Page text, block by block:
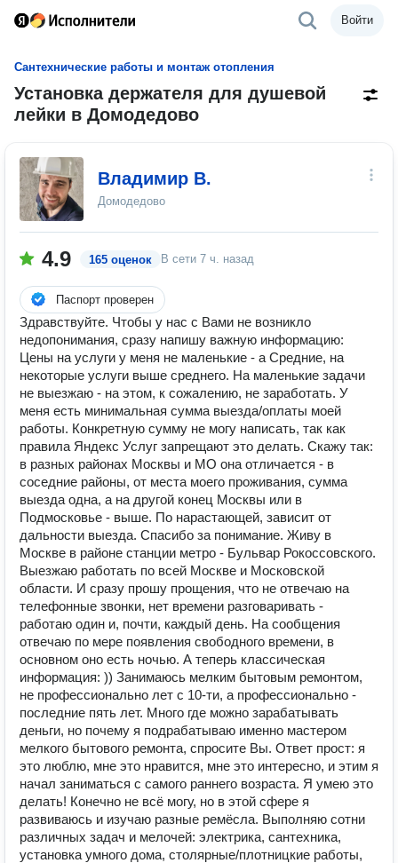
Войти
Сантехнические работы и монтаж отопления
Установка держателя для душевой
лейки в Домодедово
Владимир В.
Домодедово
4.9 165 оценок В сети 7 ч. назад
Паспорт проверен
Здравствуйте. Чтобы у нас с Вами не возникло
недопонимания, сразу напишу важную информацию:
Цены на услуги у меня не маленькие - а Средние, на
некоторые услуги выше среднего. На маленькие задачи
не выезжаю - на этом, к сожалению, не заработать. У
меня есть минимальная сумма выезда/оплаты моей
работы. Конкретную сумму не могу написать, так как
правила Яндекс Услуг запрещают это делать. Скажу так:
в разных районах Москвы и МО она отличается - в
соседние районы, от места моего проживания, сумма
выезда одна, а на другой конец Москвы или в
Подмосковье - выше. По нарастающей, зависит от
дальности выезда. Спасибо за понимание. Живу в
Москве в районе станции метро - Бульвар Рокоссовского.
Выезжаю работать по всей Москве и Московской
области. И сразу прошу прощения, что не отвечаю на
телефонные звонки, нет времени разговаривать -
работаю один и, почти, каждый день. На сообщения
отвечаю по мере появления свободного времени, в
основном оно есть ночью. А теперь классическая
информация: )) Занимаюсь мелким бытовым ремонтом,
не профессионально лет с 10-ти, а профессионально -
последние пять лет. Много где можно зарабатывать
деньги, но почему я подрабатываю именно мастером
мелкого бытового ремонта, спросите Вы. Ответ прост: я
это люблю, мне это нравится, мне это интересно, и этим я
начал заниматься с самого раннего возраста. Я умею это
делать! Конечно не всё могу, но в этой сфере я
развиваюсь и изучаю разные ремёсла. Выполняю сотни
различных задач и мелочей: электрика, сантехника,
установка умного дома, столярные/плотницкие работы,